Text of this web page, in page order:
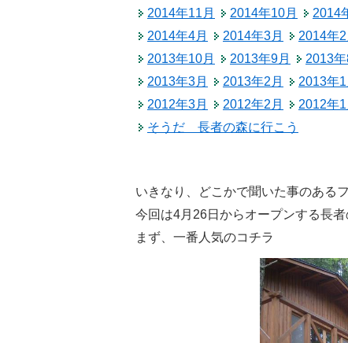
2014年11月
2014年10月 2014
2014年4月
2014年3月 2014年2
2013年10月
2013年9月 2013年
2013年3月
2013年2月 2013年1
2012年3月
2012年2月 2012年1
そうだ 長者の森に行こう
いきなり、どこかで聞いた事のある
今回は4月26日からオープンする長者
まず、一番人気のコチラ